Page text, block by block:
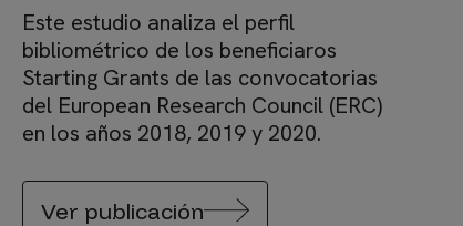
Este estudio analiza el perfil
bibliométrico de los beneficiaros
Starting Grants de las convocatorias
del European Research Council (ERC)
en los años 2018, 2019 y 2020.
Ver publicación